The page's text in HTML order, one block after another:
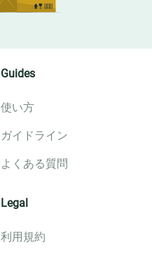
Guides
使い方
ガイドライン
よくある質問
Legal
利用規約